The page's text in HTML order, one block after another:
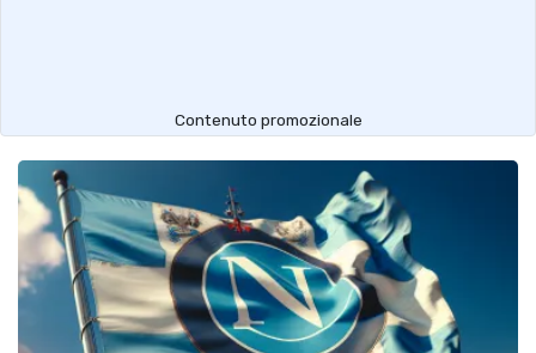
Contenuto promozionale